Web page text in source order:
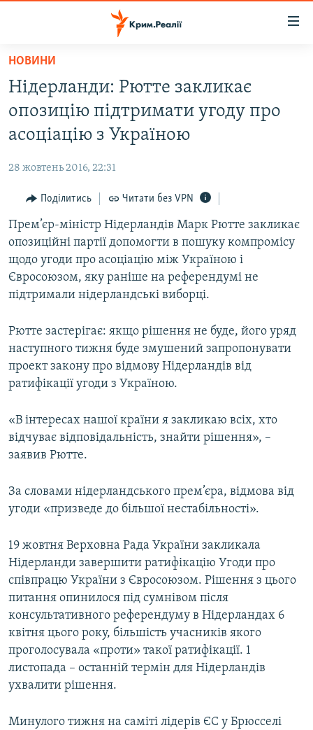
Перейти
основного
матеріалу
Перейти
до
основної
Перейти
пошуку
ВОДА.КРИМ
ВІДЕО ТА ФОТО
БЛОГИ
ПОГЛЯД
ІНТЕРВ'Ю
ВСЕ ЗА ДЕНЬ
СПЕЦПРОЕКТИ
ДЕПОРТАЦІЯ
ВІДЕОУРОКИ «ELIFBE»
СВІДЧЕННЯ ОКУПАЦІЇ
УКРАЇНСЬКА ПРОБЛЕМА КРИМУ
ЯК ОБІЙТИ БЛОКУВАННЯ
Русский
Qırımtatar
НОВИНИ
Нідерланди: Рютте закликає
опозицію підтримати угоду про
асоціацію з Україною
28 жовтень 2016, 22:31
Поділитись Читати без VPN
Прем’єр-міністр Нідерландів Марк Рютте закликає
опозиційні партії допомогти в пошуку компромісу
щодо угоди про асоціацію між Україною і
Євросоюзом, яку раніше на референдумі не
підтримали нідерландські виборці.
Рютте застерігає: якщо рішення не буде, його уряд
наступного тижня буде змушений запропонувати
проект закону про відмову Нідерландів від
ратифікації угоди з Україною.
«В інтересах нашої країни я закликаю всіх, хто
відчуває відповідальність, знайти рішення», –
заявив Рютте.
За словами нідерландського прем’єра, відмова від
угоди «призведе до більшої нестабільності».
19 жовтня Верховна Рада України закликала
Нідерланди завершити ратифікацію Угоди про
співпрацю України з Євросоюзом. Рішення з цього
питання опинилося під сумнівом після
консультативного референдуму в Нідерландах 6
квітня цього року, більшість учасників якого
проголосувала «проти» такої ратифікації. 1
листопада – останній термін для Нідерландів
ухвалити рішення.
Минулого тижня на саміті лідерів ЄС у Брюсселі